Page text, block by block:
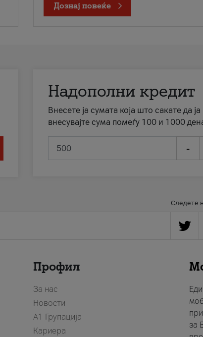
Дознај повеќе
Надополни кредит
Внесете ја сумата која што сакате да
внесувајте сума помеѓу 100 и 1000
-
Следете
Профил
За нас
Новости
А1 Групација
Кариера
за